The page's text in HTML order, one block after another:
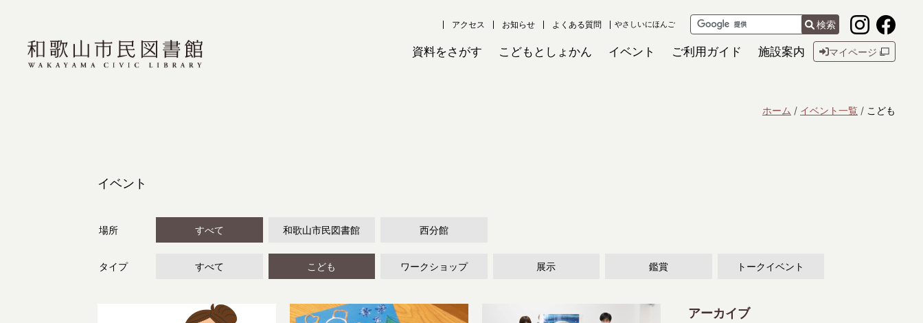
アクセス お知らせ よくある質問 やさしいにほんご 検索
資料をさがす こどもとしょかん イベント ご利用ガイド 施設案内 マイページ
ホーム イベント一覧 こども
イベント
場所 すべて 和歌山市民図書館 西分館
タイプ すべて こども ワークショップ 展示 鑑賞 トークイベント
アーカイブ